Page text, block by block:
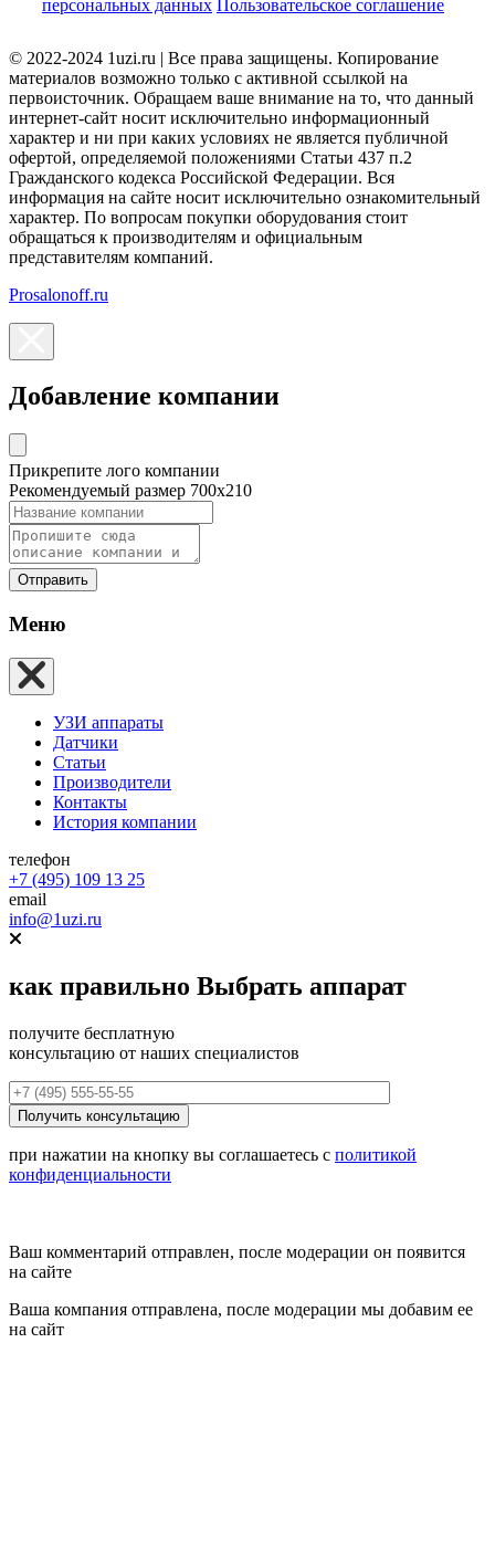
персональных данных Пользовательское соглашение
© 2022-2024 1uzi.ru | Все права защищены. Копирование
материалов возможно только с активной ссылкой на
первоисточник. Обращаем ваше внимание на то, что данный
интернет-сайт носит исключительно информационный
характер и ни при каких условиях не является публичной
офертой, определяемой положениями Статьи 437 п.2
Гражданского кодекса Российской Федерации. Вся
информация на сайте носит исключительно ознакомительный
характер. По вопросам покупки оборудования стоит
обращаться к производителям и официальным
представителям компаний.
Prosalonoff.ru
Добавление компании
Прикрепите лого компании
Рекомендуемый размер 700х210
Отправить
Меню
УЗИ аппараты
Датчики
Статьи
Производители
Контакты
История компании
телефон
+7 (495) 109 13 25
email
info@1uzi.ru
как правильно Выбрать аппарат
получите бесплатную
консультацию от наших специалистов
при нажатии на кнопку вы соглашаетесь с политикой
конфиденциальности
Ваш комментарий отправлен, после модерации он появится
на сайте
Ваша компания отправлена, после модерации мы добавим ее
на сайт